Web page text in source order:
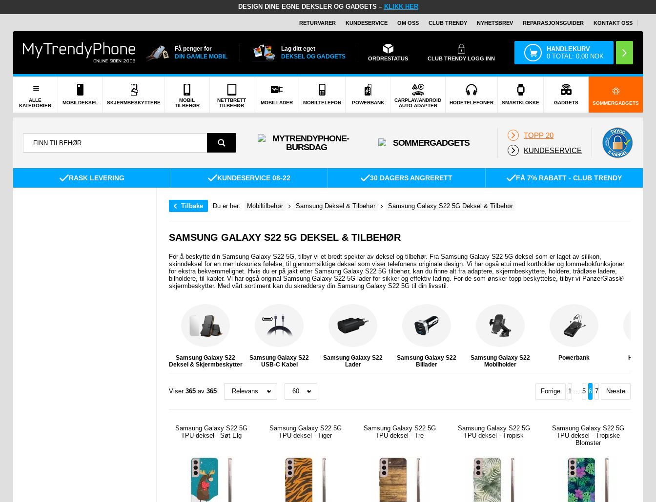
DESIGN DINE EGNE DEKSLER OG GADGETS – KLIKK HER
RETURVARER KUNDESERVICE OM OSS CLUB TRENDY NYHETSBREV REPARASJONSGUIDER KONTAKT OSS
Få penger for
DIN GAMLE MOBIL
Lag ditt eget
DEKSEL OG GADGETS
ORDRESTATUS CLUB TRENDYLOGG INN
HANDLEKURV
0 TOTAL:0,00 NOK
ALLE
KATEGORIER
MOBILDEKSEL SKJERMBESKYTTERE
MOBIL
TILBEHØR
NETTBRETT
TILBEHØR
MOBILLADER MOBILTELEFON POWERBANK
CARPLAY/ANDROID
AUTO ADAPTER
HODETELEFONER SMARTKLOKKE GADGETS SOMMERGADGETS
TOPP 20
KUNDESERVICE
RASK LEVERING KUNDESERVICE 08-22 30 DAGERS ANGRERETT FÅ 7% RABATT - CLUB TRENDY
Tilbake Du er her: Mobiltilbehør Samsung Deksel & Tilbehør Samsung Galaxy S22 5G Deksel & Tilbehør
SAMSUNG GALAXY S22 5G DEKSEL & TILBEHØR
For å beskytte din Samsung Galaxy S22 5G, tilbyr vi et bredt spekter av deksel ogtilbehør. Fra Samsung Galaxy S22 5G deksel som er laget av silikon,
skinndeksel for en mer luksuriøs følelse, til gjennomsiktige deksel som viser telefonens originale design. Vi har også etui med kortholder og lommebokfunksjoner
for ekstra bekvemmelighet. Hvis du er på jakt etter Samsung Galaxy S22 5G tilbehør, kan du finne alt fra adaptere, skjermbeskyttere, holdere, trådløse ladere,
bilholdere, til kabler. Vi har også original Samsung Galaxy S22 5G lader for sikker og effektiv lading. For de som ønsker topp beskyttelse, tilbyr vi PanzerGlass®
skjermbeskytter. Med vårt sortiment kan du skreddersy din Samsung Galaxy S22 5G til din livsstil.
Samsung Galaxy S22
Deksel & Skjermbeskytter
Samsung Galaxy S22
USB-C Kabel
Samsung Galaxy S22
Lader
Samsung Galaxy S22
Billader
Samsung Galaxy S22
Mobilholder
Powerbank
Viser 365av 365 Forrige 1 ... 5 6 7 Næste
Samsung Galaxy S22 5G
TPU-deksel - Søt Elg
Samsung Galaxy S22 5G
TPU-deksel - Tiger
Samsung Galaxy S22 5G
TPU-deksel - Tre
Samsung Galaxy S22 5G
TPU-deksel - Tropisk
Samsung Galaxy S22 5G
TPU-deksel - Tropiske
Blomster